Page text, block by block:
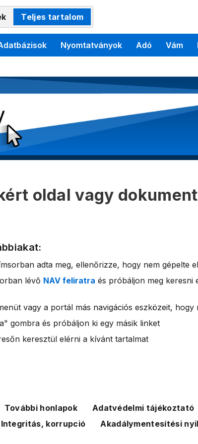
Teljes tartalom
Nyomtatványok Adó Vám
oldal vagy
adta meg, ellenőrizze, hogy nem gépelte
lévő NAV feliratra és próbáljon meg keresni
vagy a portál más navigációs eszközeit,
gombra és próbáljon ki egy másik linket
keresztül elérni a kívánt tartalmat
További honlapok Adatvédelmi tájékoztató
Integritás, korrupció
Akadálymentesítési